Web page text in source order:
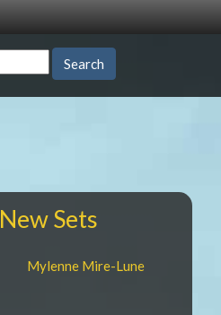
Search
New Sets
Mylenne Mire-Lune